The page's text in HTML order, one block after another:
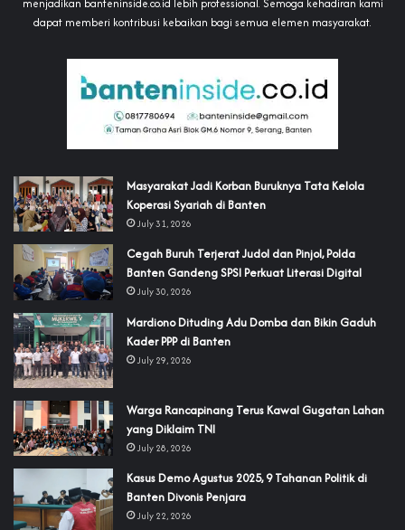
menjadikan banteninside.co.id lebih professional. Semoga kehadiran kami
dapat memberi kontribusi kebaikan bagi semua elemen masyarakat.
‎Masyarakat Jadi Korban Buruknya Tata Kelola
Koperasi Syariah di Banten
July 31, 2026
Cegah Buruh Terjerat Judol dan Pinjol, Polda
Banten Gandeng SPSI Perkuat Literasi Digital
July 30, 2026
‎Mardiono Dituding Adu Domba dan Bikin Gaduh
Kader PPP di Banten
July 29, 2026
‎Warga Rancapinang Terus Kawal Gugatan Lahan
yang Diklaim TNI‎‎
July 28, 2026
‎Kasus Demo Agustus 2025, 9 Tahanan Politik di
Banten Divonis Penjara
July 22, 2026